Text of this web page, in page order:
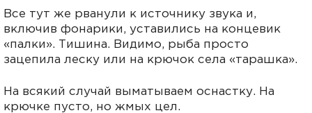
Все тут же рванули к источнику звука и,
включив фонарики, уставились на концевик
«палки». Тишина. Видимо, рыба просто
зацепила леску или на крючок села «тарашка».
На всякий случай выматываем оснастку. На
крючке пусто, но жмых цел.